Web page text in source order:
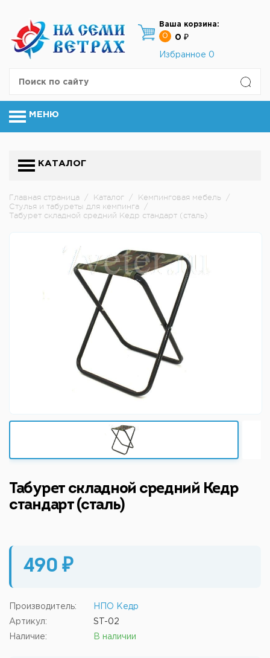
Ваша корзина:
0
0 ₽
Избранное 0
МЕНЮ
КАТАЛОГ
Главная страница / Каталог / Кемпинговая мебель
/
Стулья и табуреты для кемпинга /
Табурет складной средний Кедр стандарт (сталь)
Табурет складной средний Кедр
стандарт (сталь)
490 ₽
Производитель: НПО Кедр
Артикул: ST-02
Наличие: В наличии